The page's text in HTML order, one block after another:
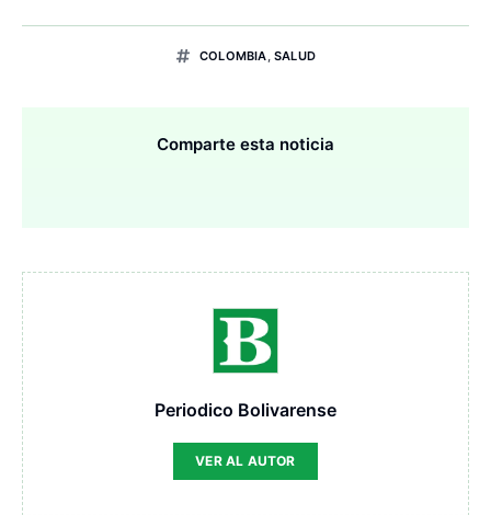
COLOMBIA, SALUD
Comparte esta noticia
Periodico Bolivarense
VER AL AUTOR